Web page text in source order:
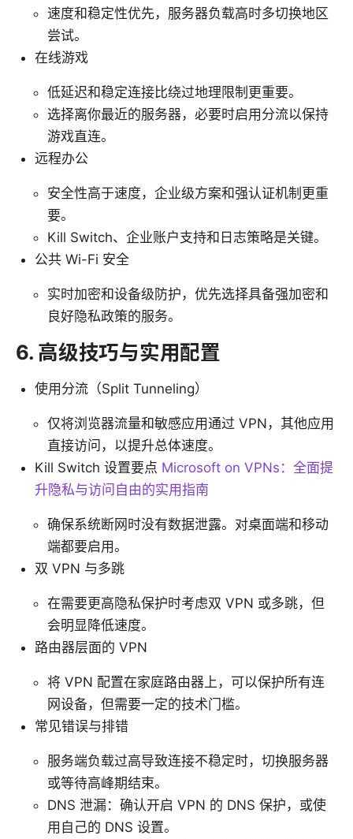
速度和稳定性优先，服务器负载高时多切换地区
尝试。
在线游戏
低延迟和稳定连接比绕过地理限制更重要。
选择离你最近的服务器，必要时启用分流以保持
游戏直连。
远程办公
安全性高于速度，企业级方案和强认证机制更重
要。
Kill Switch、企业账户支持和日志策略是关键。
公共 Wi-Fi 安全
实时加密和设备级防护，优先选择具备强加密和
良好隐私政策的服务。
6. 高级技巧与实用配置
使用分流（Split Tunneling）
仅将浏览器流量和敏感应用通过 VPN，其他应用
直接访问，以提升总体速度。
Kill Switch 设置要点 Microsoft on VPNs：全面提
升隐私与访问自由的实用指南
确保系统断网时没有数据泄露。对桌面端和移动
端都要启用。
双 VPN 与多跳
在需要更高隐私保护时考虑双 VPN 或多跳，但
会明显降低速度。
路由器层面的 VPN
将 VPN 配置在家庭路由器上，可以保护所有连
网设备，但需要一定的技术门槛。
常见错误与排错
服务端负载过高导致连接不稳定时，切换服务器
或等待高峰期结束。
DNS 泄漏：确认开启 VPN 的 DNS 保护，或使
用自己的 DNS 设置。